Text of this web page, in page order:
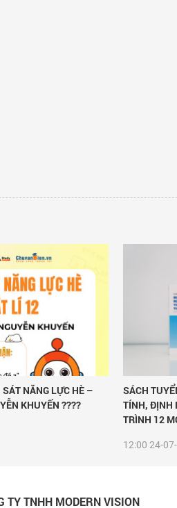
NĂNG LỰC HÈ –
KHUYẾN ????
SÁCH
TÍNH, ĐỊNH
TRÌNH 12
12:00 24-
TY TNHH MODERN VISION